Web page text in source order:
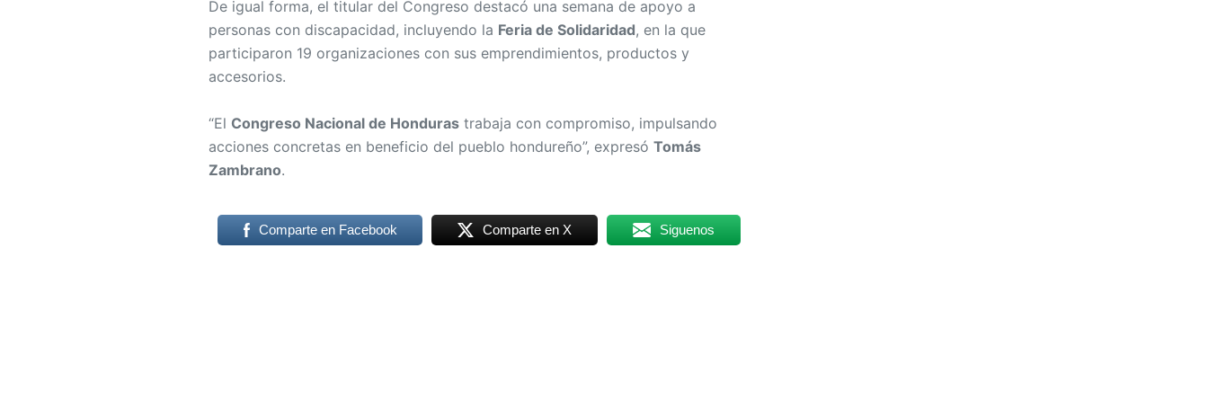
De igual forma, el titular del Congreso destacó una semana de apoyo a
personas con discapacidad, incluyendo la Feria de Solidaridad, en la que
participaron 19 organizaciones con sus emprendimientos, productos y
accesorios.
“El Congreso Nacional de Honduras trabaja con compromiso, impulsando
acciones concretas en beneficio del pueblo hondureño”, expresó Tomás
Zambrano.
Comparte en Facebook Comparte en X Siguenos